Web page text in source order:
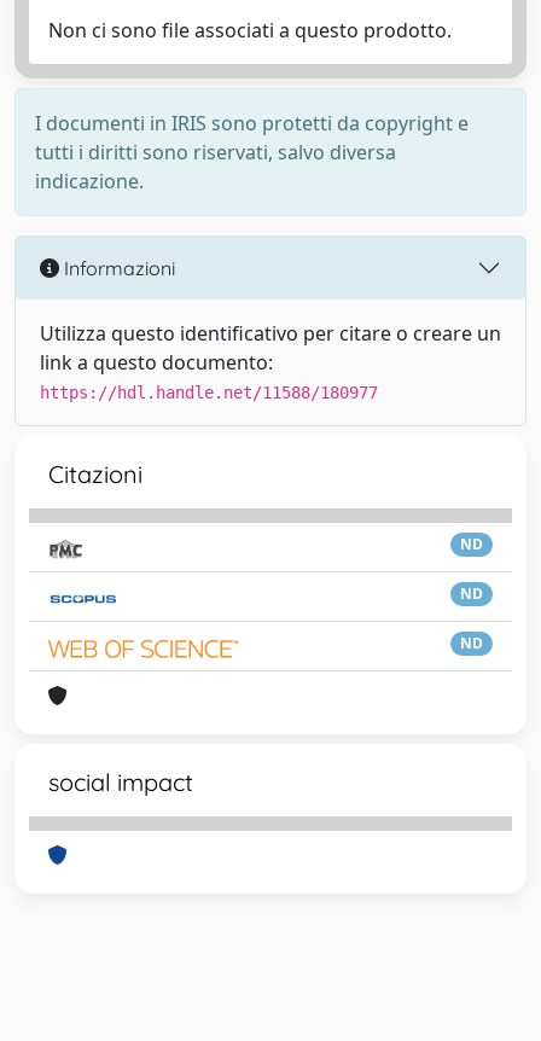
Non ci sono file associati a questo prodotto.
I documenti in IRIS sono protetti da copyright e
tutti i diritti sono riservati, salvo diversa
indicazione.
Informazioni
Utilizza questo identificativo per citare o creare un
link a questo documento:
https://hdl.handle.net/11588/180977
Citazioni
ND
ND
ND
social impact